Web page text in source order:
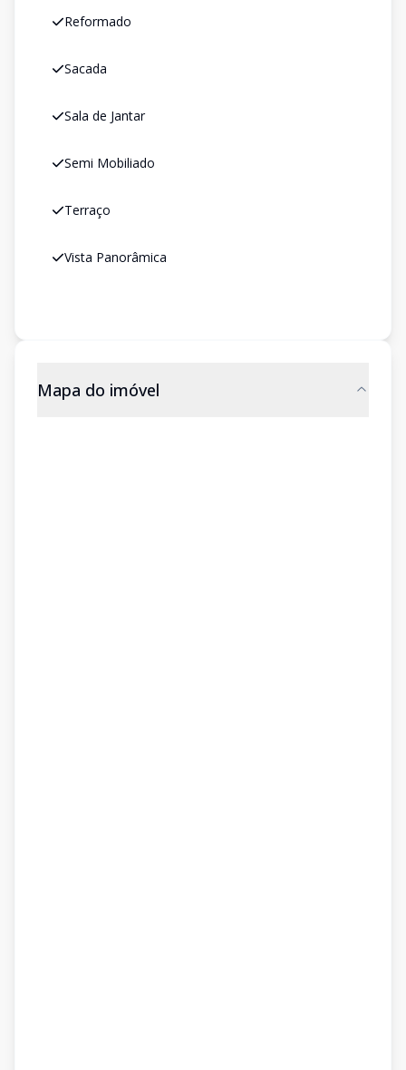
Reformado
Sacada
Sala de Jantar
Semi Mobiliado
Terraço
Vista Panorâmica
Mapa do imóvel